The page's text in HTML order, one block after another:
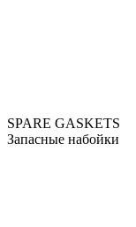
SPARE GASKETS
Запасные набойки